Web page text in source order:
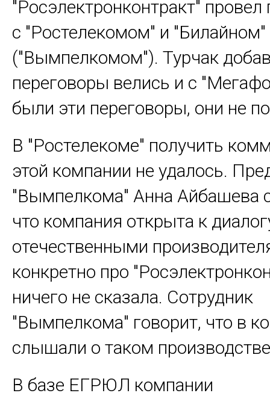
"Росэлектронконтракт"
с "Ростелекомом" и "Билайном"
("Вымпелкомом"). Турчак
переговоры велись и с
были эти переговоры, они не
В "Ростелекоме" получить
этой компании не удалось.
"Вымпелкома" Анна Айбашева
что компания открыта к
отечественными
конкретно про
ничего не сказала. Сотрудник
"Вымпелкома" говорит, что в
слышали о таком
В базе ЕГРЮЛ компании